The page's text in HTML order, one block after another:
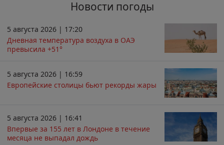
Новости погоды
5 августа 2026 | 17:20
Дневная температура воздуха в ОАЭ
превысила +51°
5 августа 2026 | 16:59
Европейские столицы бьют рекорды жары
5 августа 2026 | 16:41
Впервые за 155 лет в Лондоне в течение
месяца не выпадал дождь